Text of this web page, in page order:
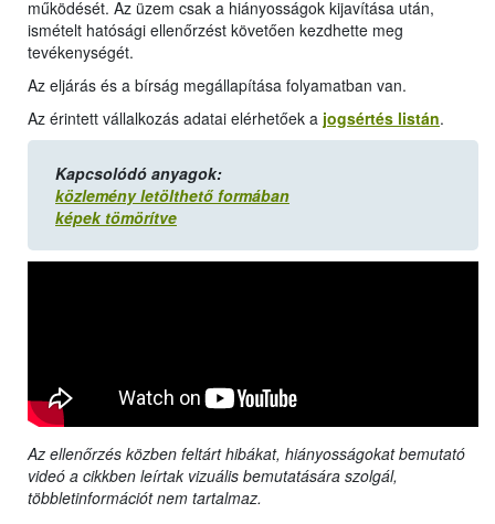
működését. Az üzem csak a hiányosságok kijavítása után,
ismételt hatósági ellenőrzést követően kezdhette meg
tevékenységét.
Az eljárás és a bírság megállapítása folyamatban van.
Az érintett vállalkozás adatai elérhetőek a jogsértés listán.
Kapcsolódó anyagok:
közlemény letölthető formában
képek tömörítve
Az ellenőrzés közben feltárt hibákat, hiányosságokat bemutató
videó a cikkben leírtak vizuális bemutatására szolgál,
többletinformációt nem tartalmaz.